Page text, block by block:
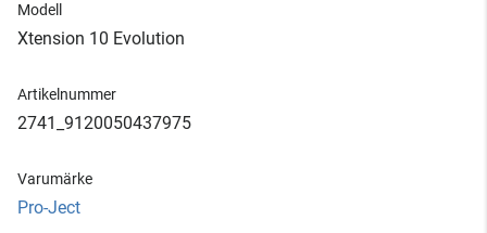
Modell
Xtension 10 Evolution
Artikelnummer
2741_9120050437975
Varumärke
Pro-Ject